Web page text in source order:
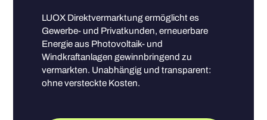
LUOX Direktvermarktung ermöglicht es
Gewerbe- und Privatkunden, erneuerbare
Energie aus Photovoltaik- und
Windkraftanlagen gewinnbringend zu
vermarkten. Unabhängig und transparent:
ohne versteckte Kosten.